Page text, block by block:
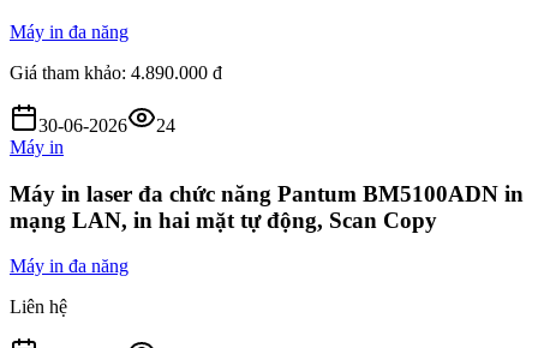
Máy in đa năng
Giá tham khảo: 4.890.000 đ
30-06-2026
24
Máy in
Máy in laser đa chức năng Pantum BM5100ADN in
mạng LAN, in hai mặt tự động, Scan Copy
Máy in đa năng
Liên hệ